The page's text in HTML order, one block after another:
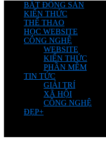
BẤT ĐỘNG SẢN
KIẾN THỨC
THỂ THAO
HỌC WEBSITE
CÔNG NGHỆ
WEBSITE
KIẾN THỨC
PHẦN MỀM
TIN TỨC
GIẢI TRÍ
XÃ HỘI
CÔNG NGHỆ
ĐẸP+